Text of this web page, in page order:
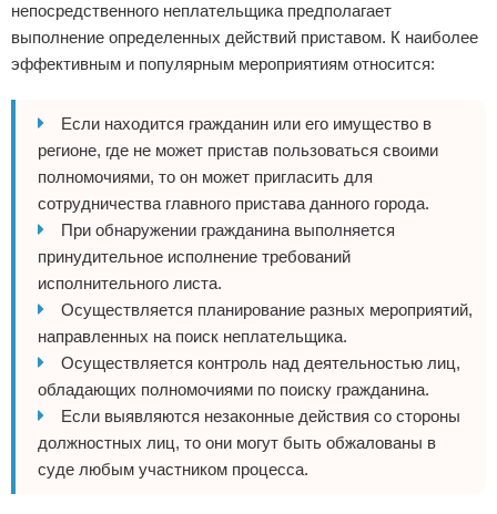
непосредственного неплательщика предполагает
выполнение определенных действий приставом. К наиболее
эффективным и популярным мероприятиям относится:
Если находится гражданин или его имущество в
регионе, где не может пристав пользоваться своими
полномочиями, то он может пригласить для
сотрудничества главного пристава данного города.
При обнаружении гражданина выполняется
принудительное исполнение требований
исполнительного листа.
Осуществляется планирование разных мероприятий,
направленных на поиск неплательщика.
Осуществляется контроль над деятельностью лиц,
обладающих полномочиями по поиску гражданина.
Если выявляются незаконные действия со стороны
должностных лиц, то они могут быть обжалованы в
суде любым участником процесса.